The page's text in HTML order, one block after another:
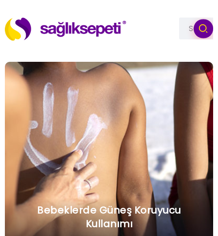
Bebeklerde Güneş Koruyucu
Kullanımı